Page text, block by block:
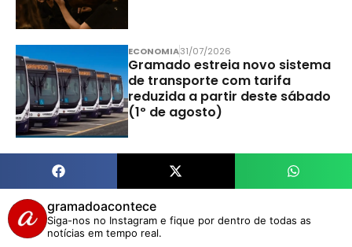
ECONOMIA31/07/2026
Gramado estreia novo sistema
de transporte com tarifa
reduzida a partir deste sábado
(1º de agosto)
gramadoacontece
Siga-nos no Instagram e fique por dentro de todas as
notícias em tempo real.